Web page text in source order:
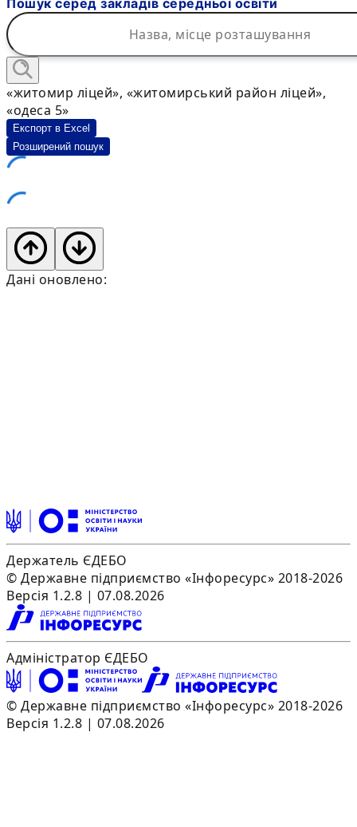
Пошук серед закладів середньої освіти
«житомир ліцей», «житомирський район ліцей»,
«одеса 5»
Експорт в Excel
Розширений пошук
Дані оновлено:
Держатель ЄДЕБО
© Державне підприємство «Інфоресурс» 2018-2026
Версія 1.2.8 | 07.08.2026
Адміністратор ЄДЕБО
© Державне підприємство «Інфоресурс» 2018-2026
Версія 1.2.8 | 07.08.2026